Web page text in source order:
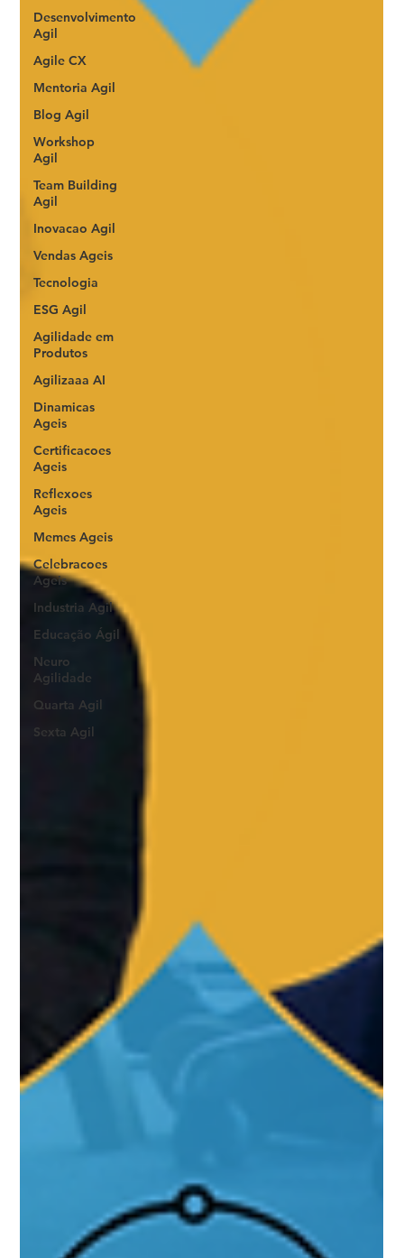
Desenvolvimento
Agil
Agile CX
Mentoria Agil
Blog Agil
Workshop
Agil
Team Building
Agil
Inovacao Agil
Vendas Ageis
Tecnologia
ESG Agil
Agilidade em
Produtos
Agilizaaa AI
Dinamicas
Ageis
Certificacoes
Ageis
Reflexoes
Ageis
Memes Ageis
Celebracoes
Ageis
Industria Agil
Educação Ágil
Neuro
Agilidade
Quarta Agil
Sexta Agil